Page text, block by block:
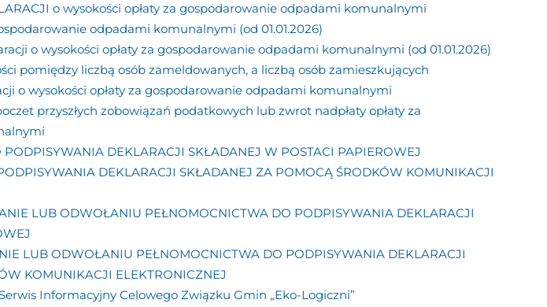
o wysokości opłaty za gospodarowanie odpadami komunalnymi
odpadami komunalnymi (od 01.01.2026)
o wysokości opłaty za gospodarowanie odpadami komunalnymi (od 01.01.2026)
pomiędzy liczbą osób zameldowanych, a liczbą osób zamieszkujących
o wysokości opłaty za gospodarowanie odpadami komunalnymi
przyszłych zobowiązań podatkowych lub zwrot nadpłaty opłaty za
DEKLARACJI SKŁADANEJ W POSTACI PAPIEROWEJ
DEKLARACJI SKŁADANEJ ZA POMOCĄ ŚRODKÓW KOMUNIKACJI
LUB ODWOŁANIU PEŁNOMOCNICTWA DO PODPISYWANIA DEKLARACJI
LUB ODWOŁANIU PEŁNOMOCNICTWA DO PODPISYWANIA DEKLARACJI
KOMUNIKACJI ELEKTRONICZNEJ
Informacyjny Celowego Związku Gmin „Eko-Logiczni”